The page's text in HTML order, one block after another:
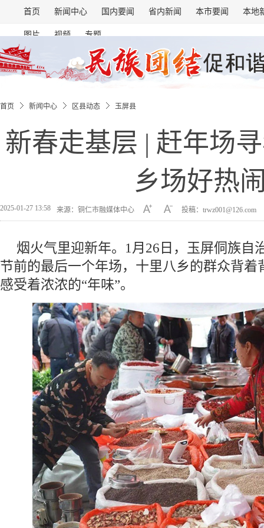
首页 新闻中心 国内要闻 省内新闻 本市要闻 本地
图片 视频 专题
首页 新闻中心 区县动态 玉屏县
新春走基层 | 赶年场
乡场好热
2025-01-27 13:58 来源：铜仁市融媒体中心 投稿：trwz001@126.com
烟火气里迎新年。1月26日，玉屏侗族自
节前的最后一个年场，十里八乡的群众背着
感受着浓浓的“年味”。